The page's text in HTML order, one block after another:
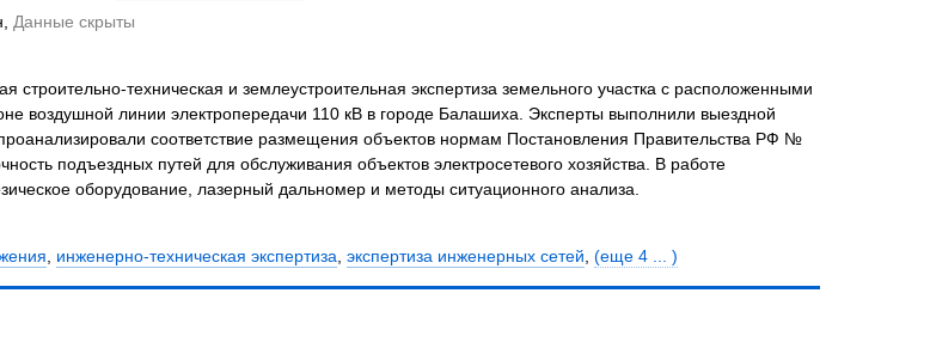
Данные скрыты
строительно-техническая и землеустроительная экспертиза земельного участка с расположенными
воздушной линии электропередачи 110 кВ в городе Балашиха. Эксперты выполнили выездной
соответствие размещения объектов нормам Постановления Правительства РФ №
подъездных путей для обслуживания объектов электросетевого хозяйства. В работе
оборудование, лазерный дальномер и методы ситуационного анализа.
инженерно-техническая экспертиза экспертиза инженерных сетей (еще 4 ... )